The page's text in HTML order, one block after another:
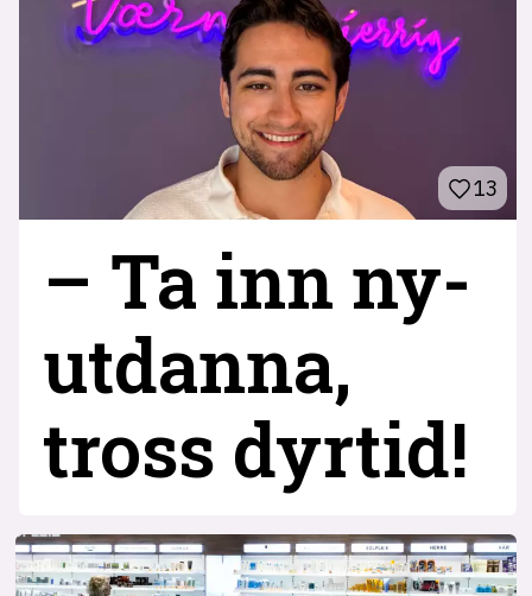
13
– Ta inn ny­
utdanna,
tross dyrtid!